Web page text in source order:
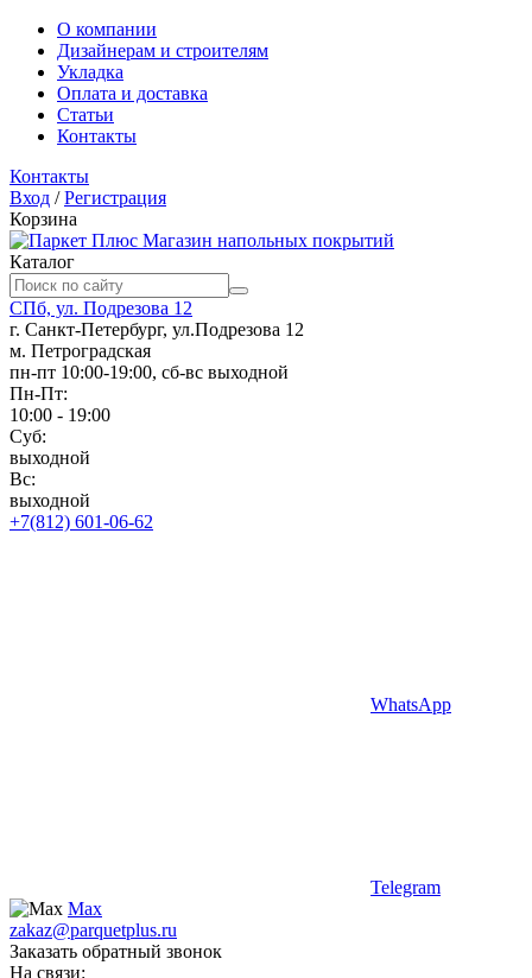
О компании
Дизайнерам и строителям
Укладка
Оплата и доставка
Статьи
Контакты
Контакты
Вход /Регистрация
Корзина
Магазин напольных покрытий
Каталог
СПб, ул. Подрезова 12
г. Санкт-Петербург, ул.Подрезова 12
м. Петроградская
пн-пт 10:00-19:00, сб-вс выходной
Пн-Пт:
10:00 - 19:00
Суб:
выходной
Вс:
выходной
+7(812) 601-06-62
WhatsApp
Telegram
Max
zakaz@parquetplus.ru
Заказать обратный звонок
На связи: